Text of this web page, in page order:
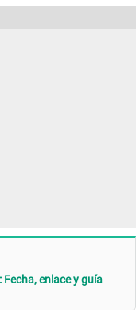
enlace y guía